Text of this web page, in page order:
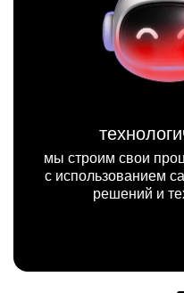
свои процессы и системы
самых передовых
и технологий